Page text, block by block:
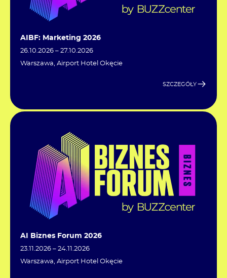
AIBF: Marketing 2026
26.10.2026 – 27.10.2026
Warszawa, Airport Hotel Okęcie
SZCZEGÓŁY
AI Biznes Forum 2026
23.11.2026 – 24.11.2026
Warszawa, Airport Hotel Okęcie